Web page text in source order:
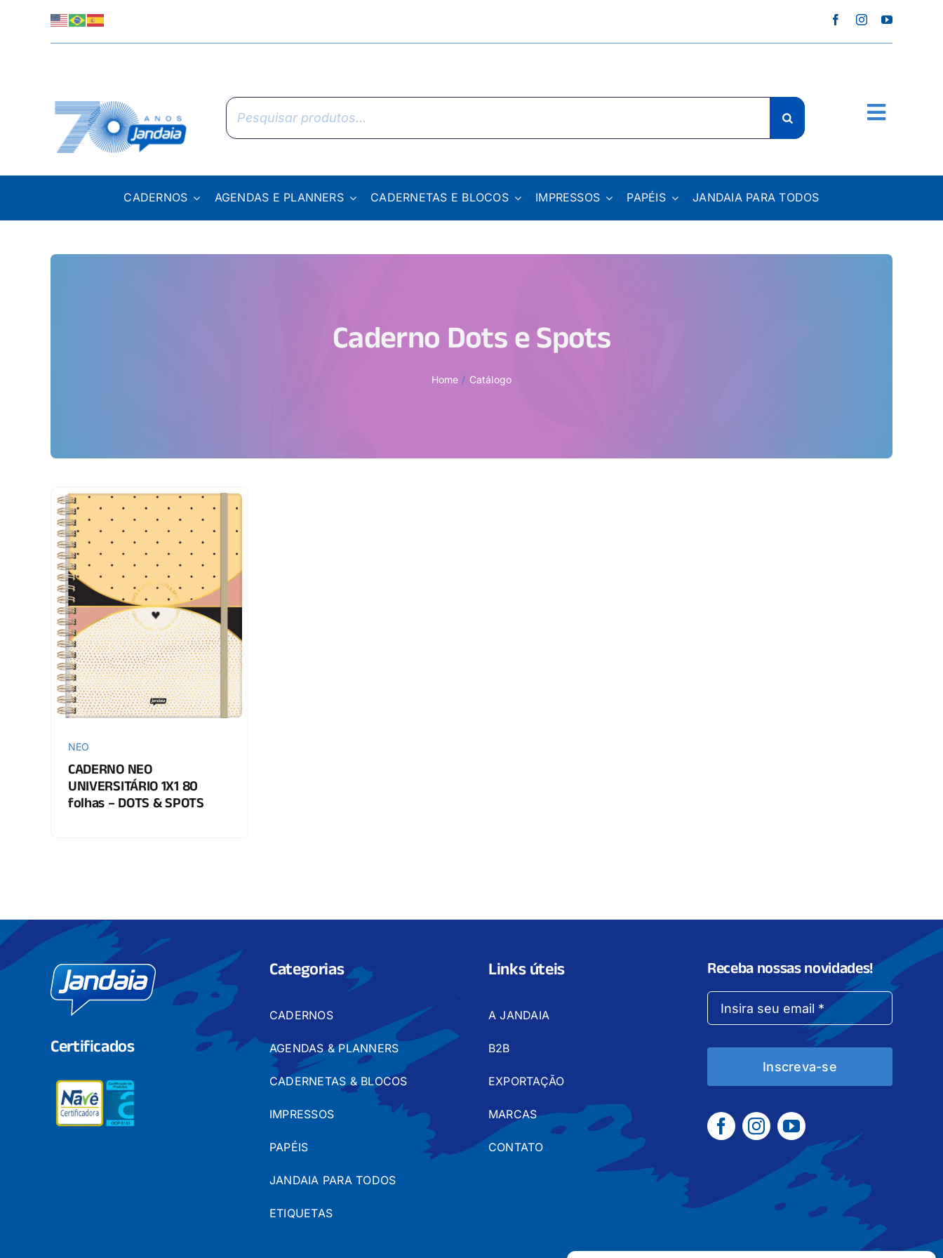
Pesquisar
produtos
CADERNOS AGENDAS E PLANNERS CADERNETAS E BLOCOS IMPRESSOS PAPÉIS JANDAIA PARA TODOS
Caderno Dots e Spots
Home Catálogo
NEO
CADERNO NEO
UNIVERSITÁRIO 1X1 80
folhas – DOTS & SPOTS
Certificados
Categorias
CADERNOS
AGENDAS & PLANNERS
CADERNETAS & BLOCOS
IMPRESSOS
PAPÉIS
JANDAIA PARA TODOS
ETIQUETAS
Links úteis
A JANDAIA
B2B
EXPORTAÇÃO
MARCAS
CONTATO
Receba nossas novidades!
Inscreva-se